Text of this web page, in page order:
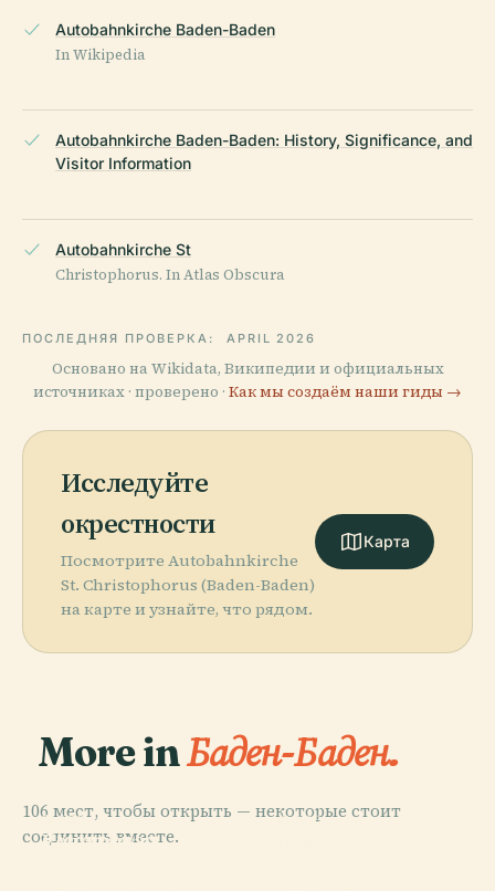
Autobahnkirche Baden-Baden
In Wikipedia
Autobahnkirche Baden-Baden: History, Significance, and
Visitor Information
Autobahnkirche St
Christophorus. In Atlas Obscura
ПОСЛЕДНЯЯ ПРОВЕРКА: APRIL 2026
Основано на Wikidata, Википедии и официальных
источниках · проверено · Как мы создаём наши гиды →
Исследуйте
окрестности
Посмотрите Autobahnkirche
St. Christophorus (Baden-Baden)
на карте и узнайте, что рядом.
Карта
More inБаден-Баден.
106 мест, чтобы открыть — некоторые стоит
соединить вместе.
PLACE
Водопад
PLACE
PLACE
Смотровая